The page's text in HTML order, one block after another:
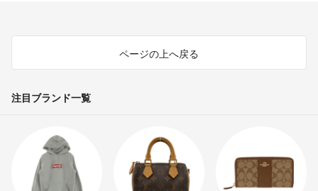
ページの上へ戻る
注目ブランド一覧